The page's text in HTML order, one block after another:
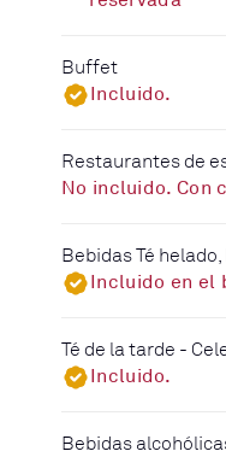
Buffet
Incluido.
Restaurantes de
No incluido. Con
Bebidas Té
Incluido en el
Té de la tarde -
Incluido.
Bebidas